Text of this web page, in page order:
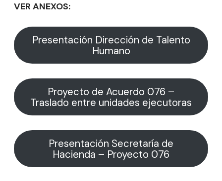
VER ANEXOS:
Presentación Dirección de Talento
Humano
Proyecto de Acuerdo 076 –
Traslado entre unidades ejecutoras
Presentación Secretaría de
Hacienda – Proyecto 076